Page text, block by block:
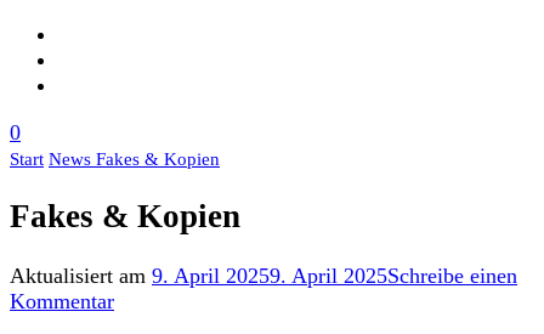
0
Start News Fakes & Kopien
Fakes & Kopien
Aktualisiert am 9. April 20259. April 2025Schreibe einen
Kommentarzu